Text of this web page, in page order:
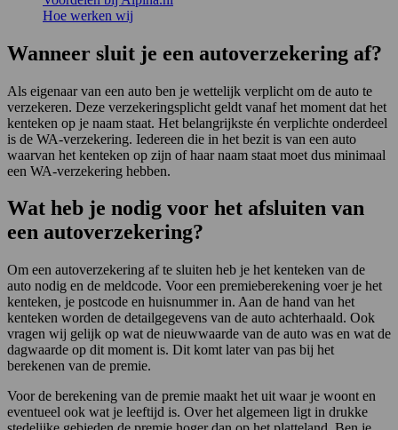
Hoe werken wij
Wanneer sluit je een autoverzekering af?
Als eigenaar van een auto ben je wettelijk verplicht om de auto te
verzekeren. Deze verzekeringsplicht geldt vanaf het moment dat het
kenteken op je naam staat. Het belangrijkste én verplichte onderdeel
is de WA-verzekering. Iedereen die in het bezit is van een auto
waarvan het kenteken op zijn of haar naam staat moet dus minimaal
een WA-verzekering hebben.
Wat heb je nodig voor het afsluiten van
een autoverzekering?
Om een autoverzekering af te sluiten heb je het kenteken van de
auto nodig en de meldcode. Voor een premieberekening voer je het
kenteken, je postcode en huisnummer in. Aan de hand van het
kenteken worden de detailgegevens van de auto achterhaald. Ook
vragen wij gelijk op wat de nieuwwaarde van de auto was en wat de
dagwaarde op dit moment is. Dit komt later van pas bij het
berekenen van de premie.
Voor de berekening van de premie maakt het uit waar je woont en
eventueel ook wat je leeftijd is. Over het algemeen ligt in drukke